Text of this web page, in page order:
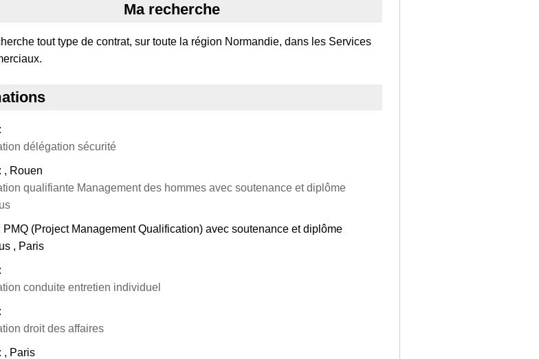
Ma recherche
tout type de contrat, sur toute la région Normandie, dans les Services
:
délégation sécurité
: , Rouen
qualifiante Management des hommes avec soutenance et diplôme
PMQ (Project Management Qualification) avec soutenance et diplôme
, Paris
:
conduite entretien individuel
:
droit des affaires
: , Paris